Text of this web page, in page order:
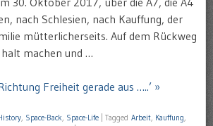
nach Schlesien, nach Kauffung, der
mütterlicherseits. Auf dem Rückweg
machen und …
Freiheit gerade aus …..’ »
, Space-Back, Space-Life Tagged Arbeit, Kauffung,